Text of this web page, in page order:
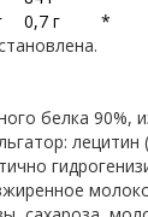
0,7 г
*
белка 90%,
лецитин